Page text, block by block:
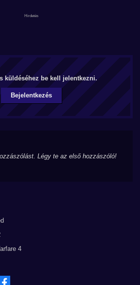
küldéséhez be kell jelentkezni.
Bejelentkezés
Légy te az első hozzászóló!
4